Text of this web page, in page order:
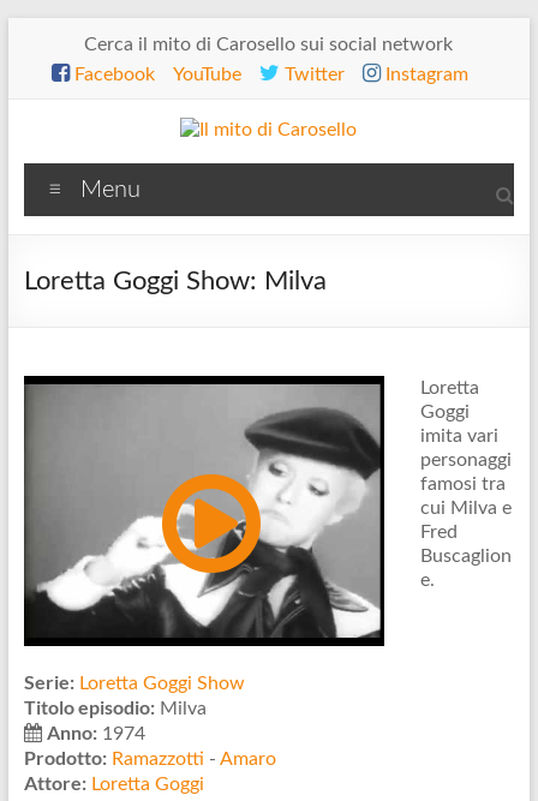
contenuto
Cerca il mito di Carosello sui social network
Facebook
YouTube Twitter Instagram
Il
mito
di
Menu
Loretta Goggi Show: Milva
Loretta
Goggi
imita vari
personaggi
famosi tra
cui Milva e
Fred
Buscaglion
e.
Serie: Loretta Goggi Show
Titolo episodio:Milva
Anno:1974
Prodotto: Ramazzotti - Amaro
Attore: Loretta Goggi